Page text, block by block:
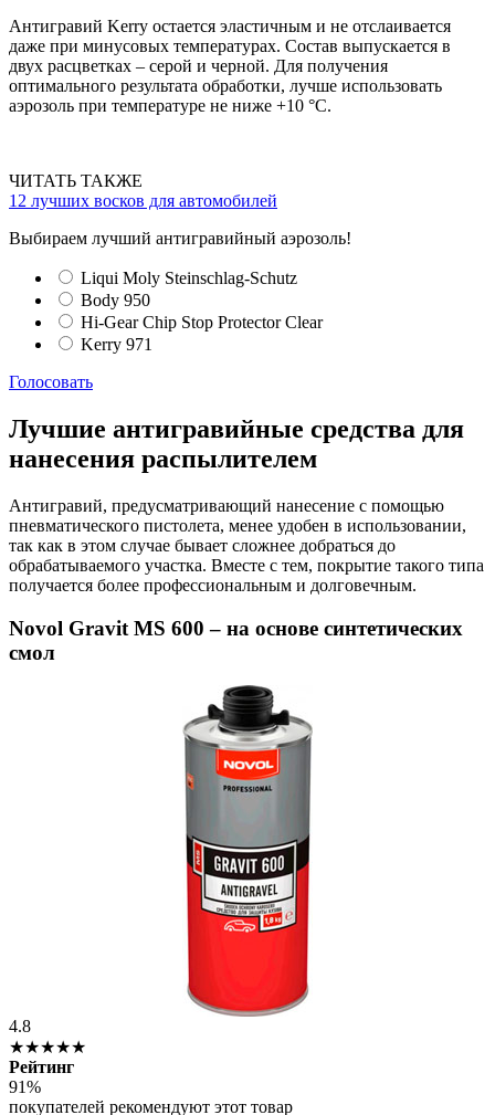
Антигравий Kerry остается эластичным и не отслаивается
даже при минусовых температурах. Состав выпускается в
двух расцветках – серой и черной. Для получения
оптимального результата обработки, лучше использовать
аэрозоль при температуре не ниже +10 °С.
ЧИТАТЬ ТАКЖЕ
12 лучших восков для автомобилей
Выбираем лучший антигравийный аэрозоль!
Liqui Moly Steinschlag-Schutz
Body 950
Hi-Gear Chip Stop Protector Clear
Kerry 971
Голосовать
Лучшие антигравийные средства для
нанесения распылителем
Антигравий, предусматривающий нанесение с помощью
пневматического пистолета, менее удобен в использовании,
так как в этом случае бывает сложнее добраться до
обрабатываемого участка. Вместе с тем, покрытие такого типа
получается более профессиональным и долговечным.
Novol Gravit MS 600 – на основе синтетических
смол
4.8
★★★★★
Рейтинг
91%
покупателей рекомендуют этот товар